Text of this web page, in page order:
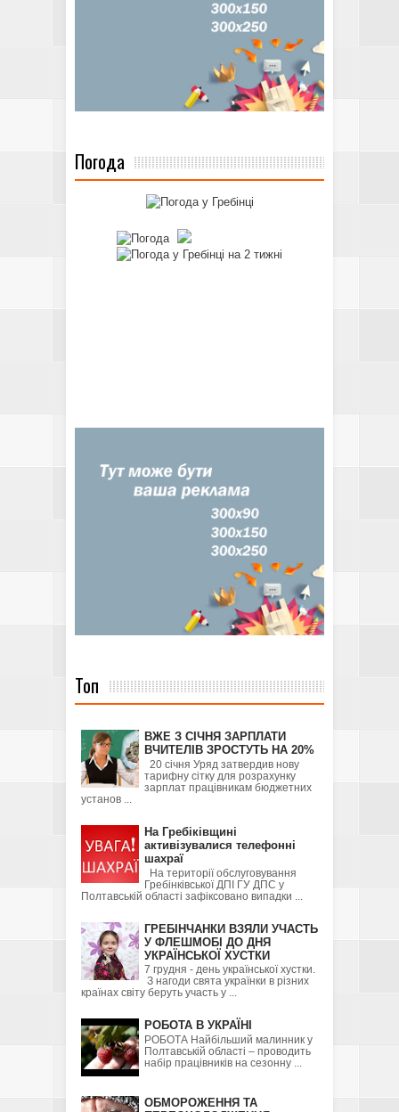
Погода
Топ
ВЖЕ З СІЧНЯ ЗАРПЛАТИ
ВЧИТЕЛІВ ЗРОСТУТЬ НА 20%
20 січня Уряд затвердив нову
тарифну сітку для розрахунку
зарплат працівникам бюджетних
установ ...
На Гребіківщині
активізувалися телефонні
шахраї
На території обслуговування
Гребінківської ДПІ ГУ ДПС у
Полтавській області зафіксовано випадки ...
ГРЕБІНЧАНКИ ВЗЯЛИ УЧАСТЬ
У ФЛЕШМОБІ ДО ДНЯ
УКРАЇНСЬКОЇ ХУСТКИ
7 грудня - день української хустки.
З нагоди свята українки в різних
країнах світу беруть участь у ...
РОБОТА В УКРАЇНІ
РОБОТА Найбільший малинник у
Полтавській області – проводить
набір працівників на сезонну ...
ОБМОРОЖЕННЯ ТА